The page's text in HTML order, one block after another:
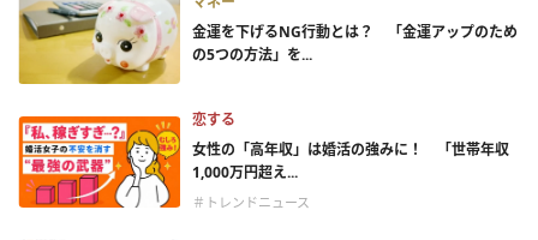
金運を下げるNG行動とは？ 「金運アップのため
の5つの方法」を...
恋する
女性の「高年収」は婚活の強みに！ 「世帯年収
1,000万円超え...
＃トレンドニュース